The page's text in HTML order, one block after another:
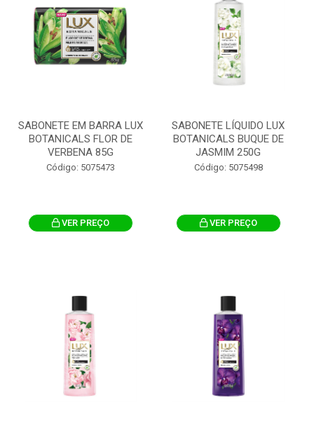
SABONETE EM BARRA LUX
BOTANICALS FLOR DE
VERBENA 85G
Código: 5075473
VER PREÇO
SABONETE LÍQUIDO LUX
BOTANICALS BUQUE DE
JASMIM 250G
Código: 5075498
VER PREÇO